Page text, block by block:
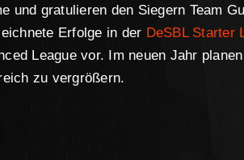
und gratulieren den Siegern Team
Erfolge in der DeSBL Starter
League vor. Im neuen Jahr
zu vergrößern.